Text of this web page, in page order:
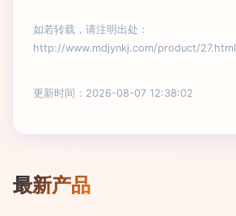
如若转载，请注明出处：
http://www.mdjynkj.com/product/27.html
更新时间：2026-08-07 12:38:02
最新产品